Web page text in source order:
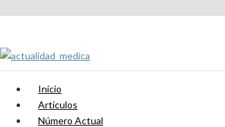
Inicio
Artículos
Número Actual